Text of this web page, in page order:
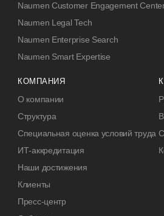
Naumen Customer Engagement
Naumen Legal Tech
Naumen Enterprise Search
Naumen Smart Expertise
КОМПАНИЯ
О компании
Структура
Специальная оценка условий труда
ИТ-аккредитация
Наши достижения
Клиенты
Пресс-центр